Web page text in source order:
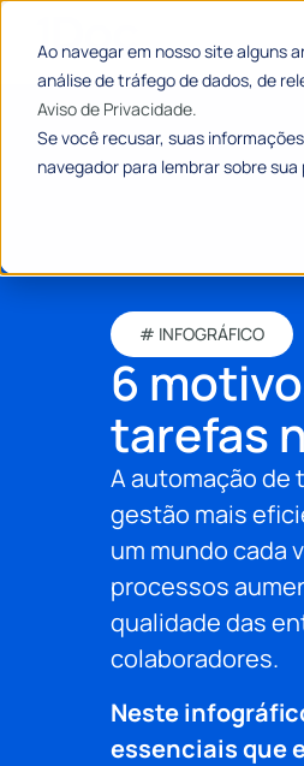
Ao navegar em nosso site alguns
análise de tráfego de dados, de
Aviso de Privacidade.
Se você recusar, suas
navegador para lembrar sobre
# INFOGRÁFICO
6
tarefas
A automação de
gestão mais
um mundo cada
processos
qualidade das
colaboradores.
Neste
essenciais que